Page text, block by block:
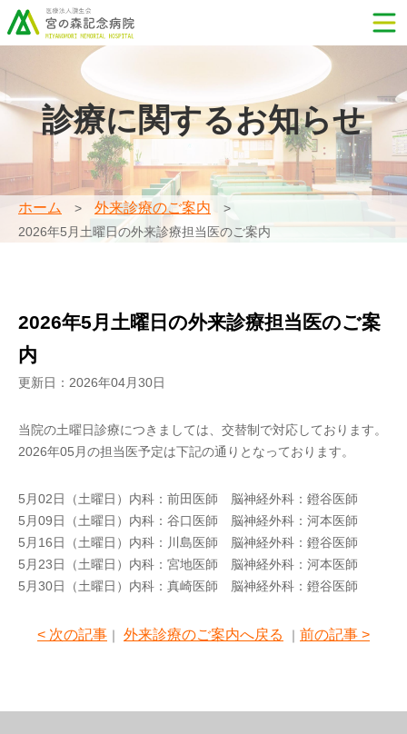
診療に関するお知らせ
ホーム 外来診療のご案内
2026年5月土曜日の外来診療担当医のご案内
2026年5月土曜日の外来診療担当医のご案
内
更新日：2026年04月30日
当院の土曜日診療につきましては、交替制で対応しております。
2026年05月の担当医予定は下記の通りとなっております。
5月02日（土曜日）内科：前田医師 脳神経外科：鐙谷医師
5月09日（土曜日）内科：谷口医師 脳神経外科：河本医師
5月16日（土曜日）内科：川島医師 脳神経外科：鐙谷医師
5月23日（土曜日）内科：宮地医師 脳神経外科：河本医師
5月30日（土曜日）内科：真崎医師 脳神経外科：鐙谷医師
< 次の記事 ｜ 外来診療のご案内へ戻る ｜ 前の記事 >